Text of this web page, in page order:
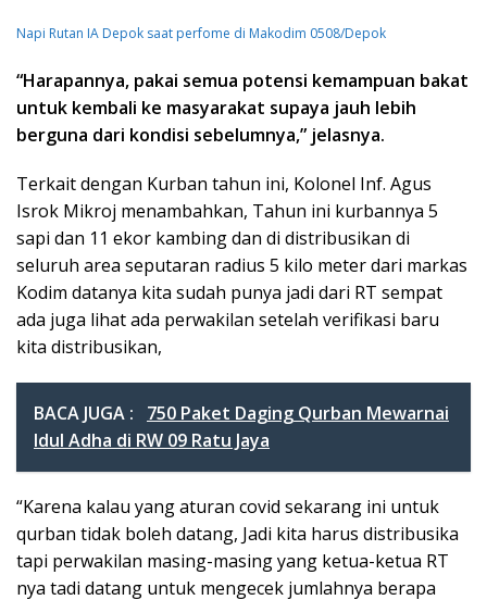
Napi Rutan IA Depok saat perfome di Makodim 0508/Depok
“Harapannya, pakai semua potensi kemampuan bakat
untuk kembali ke masyarakat supaya jauh lebih
berguna dari kondisi sebelumnya,” jelasnya.
Terkait dengan Kurban tahun ini, Kolonel Inf. Agus
Isrok Mikroj menambahkan, Tahun ini kurbannya 5
sapi dan 11 ekor kambing dan di distribusikan di
seluruh area seputaran radius 5 kilo meter dari markas
Kodim datanya kita sudah punya jadi dari RT sempat
ada juga lihat ada perwakilan setelah verifikasi baru
kita distribusikan,
BACA JUGA :
750 Paket Daging Qurban Mewarnai
Idul Adha di RW 09 Ratu Jaya
“Karena kalau yang aturan covid sekarang ini untuk
qurban tidak boleh datang, Jadi kita harus distribusika
tapi perwakilan masing-masing yang ketua-ketua RT
nya tadi datang untuk mengecek jumlahnya berapa